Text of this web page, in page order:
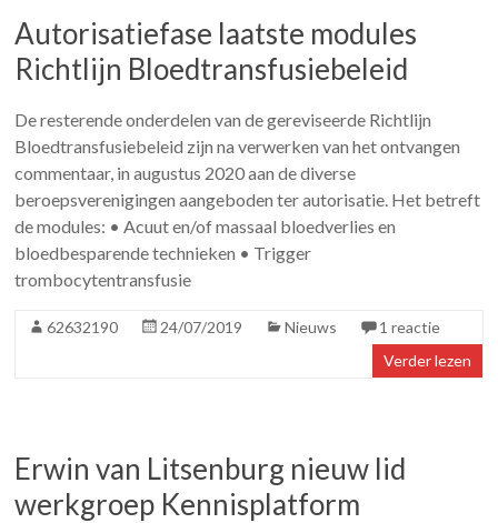
Autorisatiefase laatste modules
Richtlijn Bloedtransfusiebeleid
De resterende onderdelen van de gereviseerde Richtlijn
Bloedtransfusiebeleid zijn na verwerken van het ontvangen
commentaar, in augustus 2020 aan de diverse
beroepsverenigingen aangeboden ter autorisatie. Het betreft
de modules: • Acuut en/of massaal bloedverlies en
bloedbesparende technieken • Trigger
trombocytentransfusie
62632190 24/07/2019 Nieuws
1 reactie
Verder lezen
Erwin van Litsenburg nieuw lid
werkgroep Kennisplatform